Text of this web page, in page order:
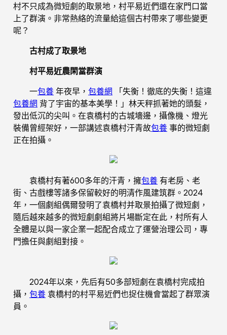
村不只成為微短劇的取景地，村平易近們還在家門口當
上了群演。非常熱絡的流量給這個古村帶來了哪些變更
呢？
古村成了取景地
村平易近農閑當群演
一包養 年夜早， 包養網 「失衡！徹底的失衡！這違
包養網 背了宇宙的基本美學！」林天秤抓著她的頭髮，
發出低沉的尖叫。在袁橋村的古城墻邊，攝像機、燈光
裝備曾經架好，一部講述袁橋村汗青故包養 事的微短劇
正在拍攝。
袁橋村有著600多年的汗青，擁包養 有老房、老
街、古戲樓等諸多保留較好的明清作風建筑群。2024
年，一個劇組偶爾發明了袁橋村并取景拍攝了微短劇，
隨后越來越多的微短劇劇組將片場斷定在此，村所有人
全體是以與一家企業一起配合成立了運營治理公司，專
門擔任與劇組對接。
2024年以來，先后有50多部短劇在袁橋村完成拍
攝， 包養 袁橋村的村平易近們也捉住機會當起了群眾演
員。